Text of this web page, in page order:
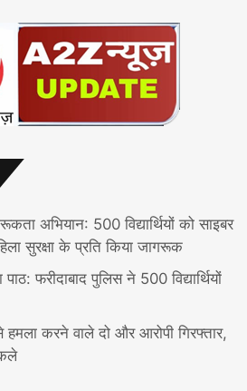
अभियान: 500 विद्यार्थियों को साइबर
सुरक्षा के प्रति किया जागरूक
फरीदाबाद पुलिस ने 500 विद्यार्थियों
करने वाले दो और आरोपी गिरफ्तार,